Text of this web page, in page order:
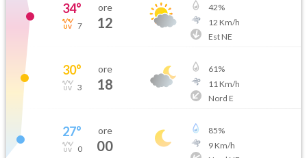
34°
7
ore
12
42%
12 Km/h
Est NE
30°
3
ore
18
61%
11 Km/h
Nord E
27°
0
ore
00
85%
9Km/h